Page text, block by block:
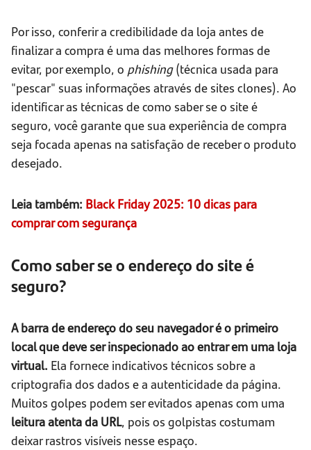
Por isso, conferir a credibilidade da loja antes de
finalizar a compra é uma das melhores formas de
evitar, por exemplo, o phishing(técnica usada para
"pescar" suas informações através de sites clones). Ao
identificar as técnicas de como saber se o site é
seguro, você garante que sua experiência de compra
seja focada apenas na satisfação de receber o produto
desejado.
Leia também: Black Friday 2025: 10 dicas para
comprar com segurança
Como saber se o endereço do site é
seguro?
A barra de endereço do seu navegador é o primeiro
local que deve ser inspecionado ao entrar em uma loja
virtual. Ela fornece indicativos técnicos sobre a
criptografia dos dados e a autenticidade da página.
Muitos golpes podem ser evitados apenas com uma
leitura atenta da URL, pois os golpistas costumam
deixar rastros visíveis nesse espaço.